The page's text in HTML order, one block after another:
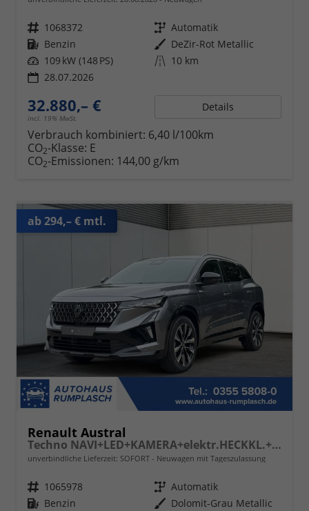
Fahrzeugnr. 1068372 Getriebe Automatik
Kraftstoff Benzin Außenfarbe DeZir-Rot Metallic
Leistung 109 kW (148 PS) Kilometerstand 10 km
28.07.2026
32.880,– €
incl. 19% MwSt.
Details
Verbrauch kombiniert: 6,40 l/100km
CO2-Klasse: E
CO2-Emissionen: 144,00 g/km
ab 294,– € mtl.
Renault Austral
Techno NAVI+LED+KAMERA+elektr.HECKKL.+19"LM
unverbindliche Lieferzeit: SOFORT Neuwagen mit Tageszulassung
Fahrzeugnr. 1065978 Getriebe Automatik
Kraftstoff Benzin Außenfarbe Dolomit-Grau Metallic